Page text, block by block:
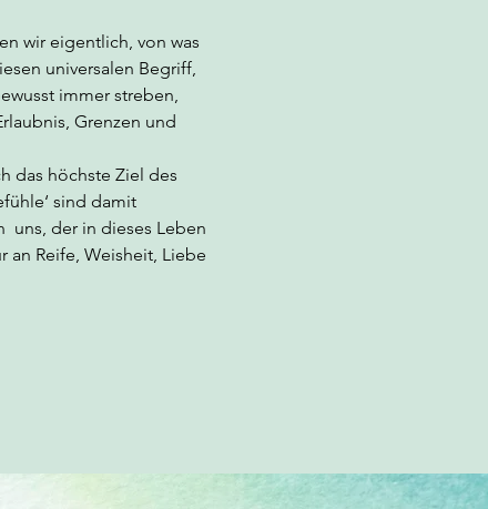
wir eigentlich, von was
universalen Begriff,
immer streben,
Grenzen und
das höchste Ziel des
sind damit
uns, der in dieses Leben
an Reife, Weisheit, Liebe